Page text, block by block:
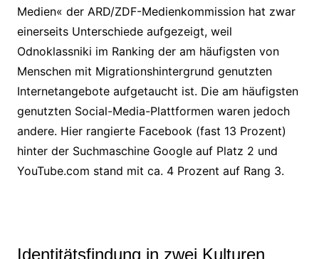
Medien« der ARD/ZDF-Medienkommission hat zwar
einerseits Unterschiede aufgezeigt, weil
Odnoklassniki im Ranking der am häufigsten von
Menschen mit Migrationshintergrund genutzten
Internetangebote aufgetaucht ist. Die am häufigsten
genutzten Social-Media-Plattformen waren jedoch
andere. Hier rangierte Facebook (fast 13 Prozent)
hinter der Suchmaschine Google auf Platz 2 und
YouTube.com stand mit ca. 4 Prozent auf Rang 3.
Identitätsfindung in zwei Kulturen